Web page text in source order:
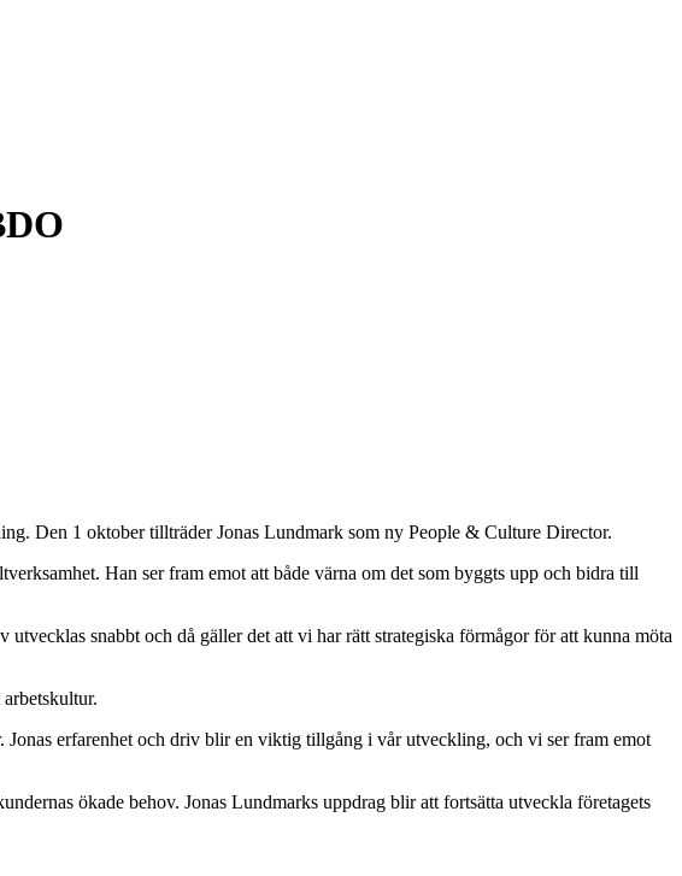
Den 1 oktober tillträder Jonas Lundmark som ny People & Culture Director.
Han ser fram emot att både värna om det som byggts upp och bidra till
snabbt och då gäller det att vi har rätt strategiska förmågor för att kunna möta
erfarenhet och driv blir en viktig tillgång i vår utveckling, och vi ser fram emot
ökade behov. Jonas Lundmarks uppdrag blir att fortsätta utveckla företagets